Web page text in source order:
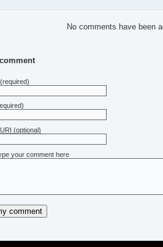
No comments have been
(required)
(optional)
your comment here